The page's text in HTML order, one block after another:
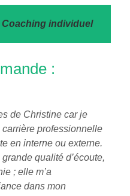
Coaching individuel
:
de Christine car je
professionnelle
en interne ou externe.
qualité d’écoute,
; elle m’a
dans mon